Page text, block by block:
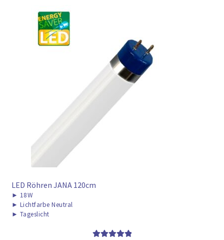
LED Röhren JANA 120cm
► 18W
► Lichtfarbe Neutral
► Tageslicht